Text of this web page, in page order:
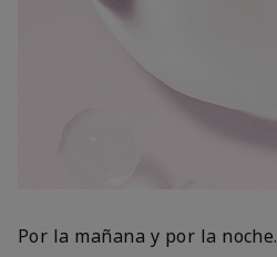
Por la mañana y por la noche.